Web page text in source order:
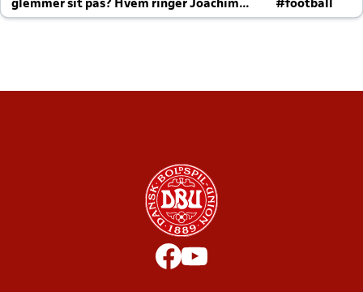
glemmer sit pas? Hvem ringer Joachim
altid til efter kampe?
#football